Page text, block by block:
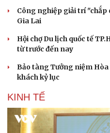
Văn hóa
Văn học
Âm nhạc
Công nghiệp giải trí "chắp
Gia Lai
Hội chợ Du lịch quốc tế
từ trước đến nay
Bảo tàng Tưởng niệm
khách kỷ lục
KINH TẾ